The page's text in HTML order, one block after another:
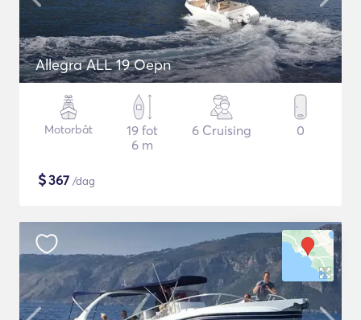
Allegra ALL 19 Oepn
Motorbåt
19 fot
6 m
6 Cruising 0
$367 /dag